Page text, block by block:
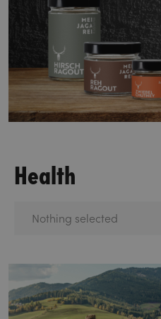
Health
Nothing selected